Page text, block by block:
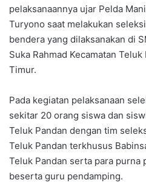
pelaksanaannya ujar Pelda
Turyono saat melakukan
bendera yang dilaksanakan di
Suka Rahmad Kecamatan
Timur.
Pada kegiatan pelaksanaan
sekitar 20 orang siswa dan
Teluk Pandan dengan tim
Teluk Pandan terkhusus
Teluk Pandan serta para purna
beserta guru pendamping.